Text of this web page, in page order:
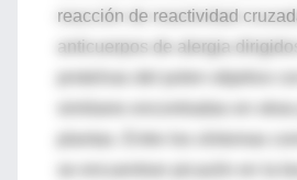
reacción de reactividad
anticuerpos de alergia
se encuentran picazón en la